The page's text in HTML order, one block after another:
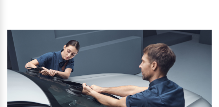
Sofort verfügbare Fahrzeuge
Volvo Selekt
Gebrauchtwagen
Sommer Kompletträder.
Bitte sprechen Sie uns
Mehr erfahren